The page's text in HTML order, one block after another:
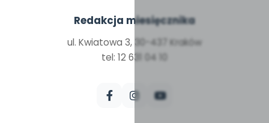
Redakcja miesięcznika
ul. Kwiatowa 3, 30-437 Kraków
tel: 12 631 04 10